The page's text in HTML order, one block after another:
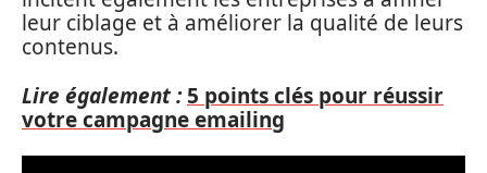
leur ciblage et à améliorer la qualité de leurs
contenus.
Lire également : 5 points clés pour réussir
votre campagne emailing